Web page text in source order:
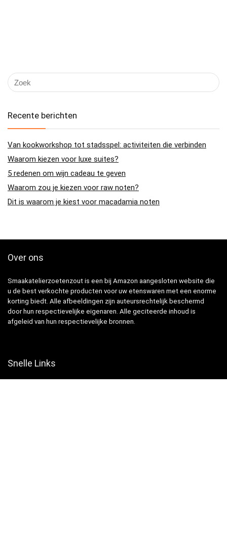
Recente berichten
Van kookworkshop tot stadsspel: activiteiten die verbinden
Waarom kiezen voor luxe suites?
5 redenen om wijn cadeau te geven
Waarom zou je kiezen voor raw noten?
Dit is waarom je kiest voor macadamia noten
Over ons
Smaakatelierzoetenzout is een bij Amazon aangesloten website die
u de best verkochte producten voor uw etenswaren met een enorme
korting biedt. Alle afbeeldingen zijn auteursrechtelijk beschermd
door hun respectievelijke eigenaren. Alle geciteerde inhoud is
afgeleid van hun respectievelijke bronnen.
Snelle Links